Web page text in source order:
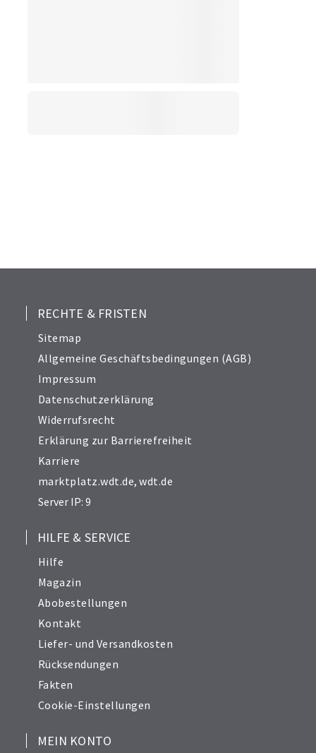
RECHTE & FRISTEN
Sitemap
Allgemeine Geschäftsbedingungen (AGB)
Impressum
Datenschutzerklärung
Widerrufsrecht
Erklärung zur Barrierefreiheit
Karriere
marktplatz.wdt.de,wdt.de
Server IP: 9
HILFE & SERVICE
Hilfe
Magazin
Abobestellungen
Kontakt
Liefer- und Versandkosten
Rücksendungen
Fakten
Cookie-Einstellungen
MEIN KONTO